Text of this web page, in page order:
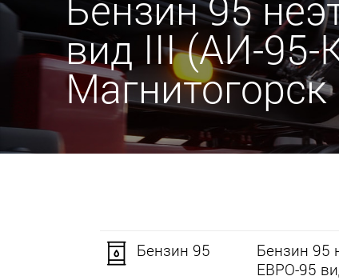
вид III (АИ-95-
Магнитогорск
Бензин 95
Бензин 95
ЕВРО-95